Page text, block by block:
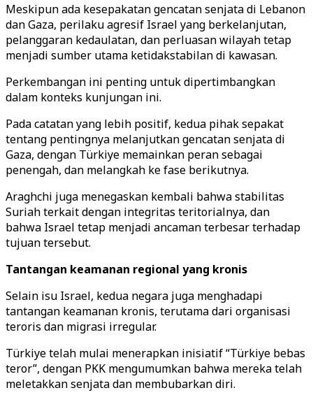
Meskipun ada kesepakatan gencatan senjata di Lebanon
dan Gaza, perilaku agresif Israel yang berkelanjutan,
pelanggaran kedaulatan, dan perluasan wilayah tetap
menjadi sumber utama ketidakstabilan di kawasan.
Perkembangan ini penting untuk dipertimbangkan
dalam konteks kunjungan ini.
Pada catatan yang lebih positif, kedua pihak sepakat
tentang pentingnya melanjutkan gencatan senjata di
Gaza, dengan Türkiye memainkan peran sebagai
penengah, dan melangkah ke fase berikutnya.
Araghchi juga menegaskan kembali bahwa stabilitas
Suriah terkait dengan integritas teritorialnya, dan
bahwa Israel tetap menjadi ancaman terbesar terhadap
tujuan tersebut.
Tantangan keamanan regional yang kronis
Selain isu Israel, kedua negara juga menghadapi
tantangan keamanan kronis, terutama dari organisasi
teroris dan migrasi irregular.
Türkiye telah mulai menerapkan inisiatif “Türkiye bebas
teror”, dengan PKK mengumumkan bahwa mereka telah
meletakkan senjata dan membubarkan diri.